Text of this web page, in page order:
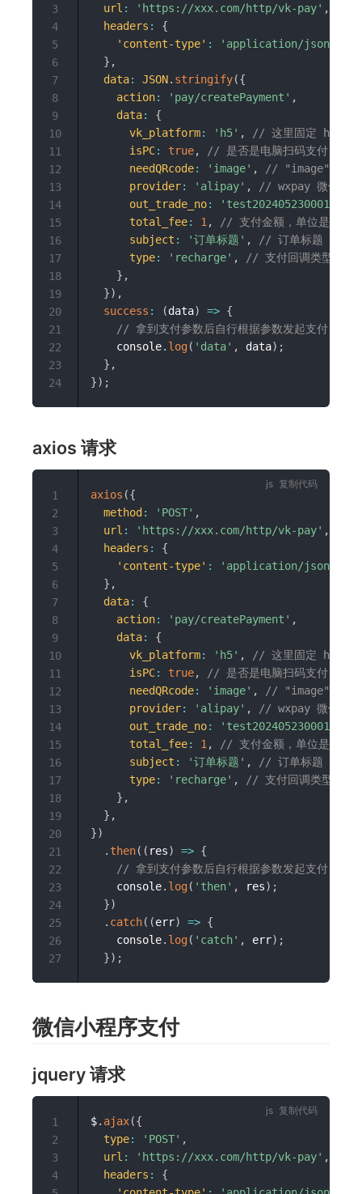
url : 'https://xxx.com/http/vk-pay' ,
headers :
{
'content-type' :
'application/
} ,
data: JSON. stringify({
action: 'pay/createPayment' ,
data:
{
vk_platform: 'h5' ,
// 这里固定 h5
isPC: true,
// 是否是电脑扫码支付
needQRcode: 'image' ,
// "image" 代表
provider: 'alipay' ,
// wxpay 微信支
out_trade_no: 'test202405230001'
total_fee: 1 ,
// 支付金额，单位是分，
subject : '订单标题' ,
// 订单标题
type: 'recharge' ,
// 支付回调类型
} ,
}) ,
success : (data) => {
// 拿到支付参数后自行根据参数发起支付
    console
. log( 'data' , data) ;
} ,
}) ;
3
4
5
6
7
8
9
10
11
12
13
14
15
16
17
18
19
20
21
22
23
24
axios 请求
axios ({
method : 'POST' ,
url : 'https://xxx.com/http/vk-pay' ,
headers :
{
'content-type' :
'application/
} ,
data:
{
action: 'pay/createPayment' ,
data:
{
vk_platform: 'h5' ,
// 这里固定 h5
isPC: true,
// 是否是电脑扫码支付
needQRcode: 'image' ,
// "image" 代表
provider: 'alipay' ,
// wxpay 微信支
out_trade_no: 'test202405230001'
total_fee: 1 ,
// 支付金额，单位是分，
subject : '订单标题' ,
// 订单标题
type: 'recharge' ,
// 支付回调类型
} ,
} ,
})
. then( ( res) => {
// 拿到支付参数后自行根据参数发起支付
    console
. log( 'then' , res) ;
})
. catch( (err) => {
    console
. log( 'catch' , err) ;
}) ;
1
2
3
4
5
6
7
8
9
10
11
12
13
14
15
16
17
18
19
20
21
22
23
24
25
26
27
复制代码
微信小程序支付
jquery 请求
$. ajax({
type: 'POST' ,
url : 'https://xxx.com/http/vk-pay' ,
headers :
{
1
2
3
4
复制代码